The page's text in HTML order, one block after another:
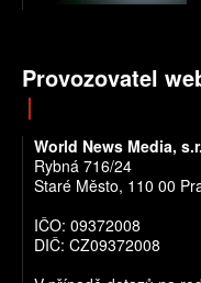
Provozovatel
World News Media,
Rybná 716/24
Staré Město, 110 00
IČO: 09372008
DIČ: CZ09372008